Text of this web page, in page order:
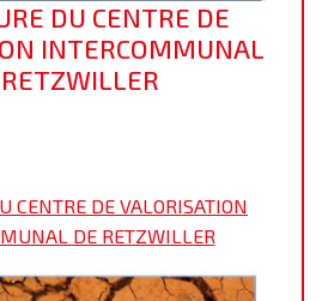
DU CENTRE DE
INTERCOMMUNAL
CENTRE DE VALORISATION
DE RETZWILLER